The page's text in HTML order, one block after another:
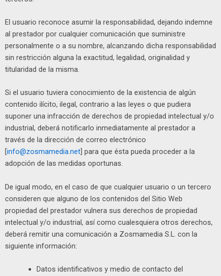
El usuario reconoce asumir la responsabilidad, dejando indemne
al prestador por cualquier comunicación que suministre
personalmente o a su nombre, alcanzando dicha responsabilidad
sin restricción alguna la exactitud, legalidad, originalidad y
titularidad de la misma.
Si el usuario tuviera conocimiento de la existencia de algún
contenido ilícito, ilegal, contrario a las leyes o que pudiera
suponer una infracción de derechos de propiedad intelectual y/o
industrial, deberá notificarlo inmediatamente al prestador a
través de la dirección de correo electrónico
info@zosmamedia.net ] para que ésta pueda proceder a la
adopción de las medidas oportunas.
De igual modo, en el caso de que cualquier usuario o un tercero
consideren que alguno de los contenidos del Sitio Web
propiedad del prestador vulnera sus derechos de propiedad
intelectual y/o industrial, así como cualesquiera otros derechos,
deberá remitir una comunicación a Zosmamedia S.L. con la
siguiente información:
Datos identificativos y medio de contacto del